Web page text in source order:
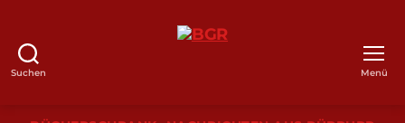
Suchen Menü